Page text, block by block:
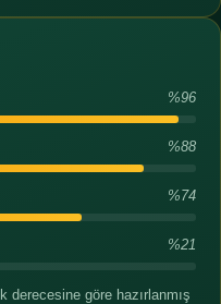
%96
%88
%74
%21
göre hazırlanmış